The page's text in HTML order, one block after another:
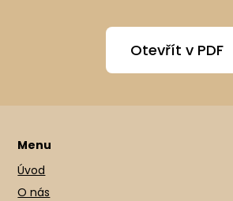
Otevřít v PDF
Menu
Úvod
O nás